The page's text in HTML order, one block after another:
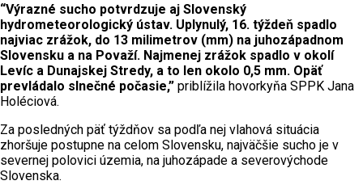
“Výrazné sucho potvrdzuje aj Slovenský
hydrometeorologický ústav. Uplynulý, 16. týždeň spadlo
najviac zrážok, do 13 milimetrov (mm) na juhozápadnom
Slovensku a na Považí. Najmenej zrážok spadlo v okolí
Levíc a Dunajskej Stredy, a to len okolo 0,5 mm. Opäť
prevládalo slnečné počasie,” priblížila hovorkyňa SPPK Jana
Holéciová.
Za posledných päť týždňov sa podľa nej vlahová situácia
zhoršuje postupne na celom Slovensku, najväčšie sucho je v
severnej polovici územia, na juhozápade a severovýchode
Slovenska.